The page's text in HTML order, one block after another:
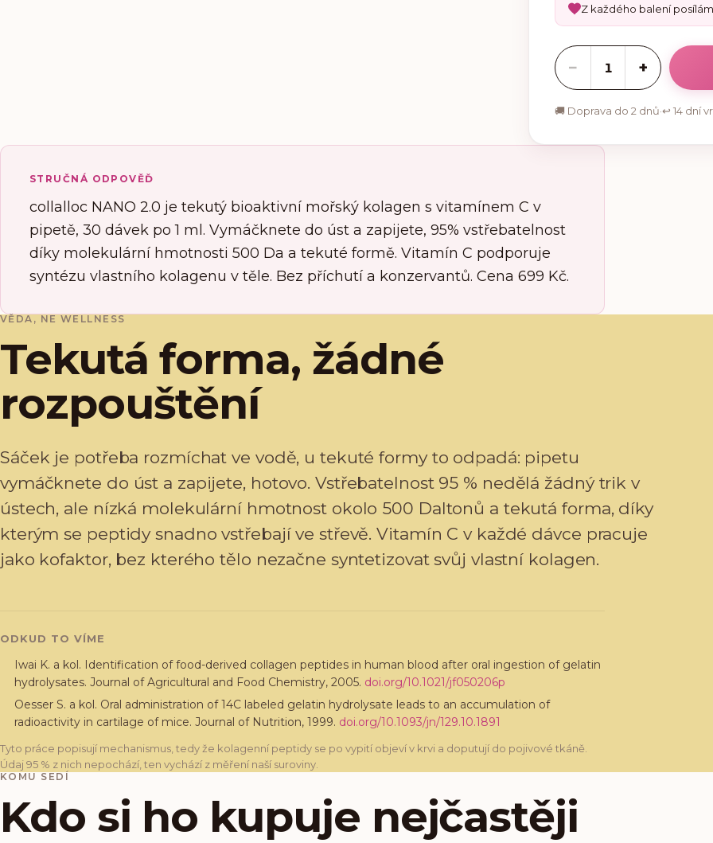
Z každého balení
− 1 +
🚚 Doprava do 2 dnů·↩ 14 dní
STRUČNÁ ODPOVĚĎ
collalloc NANO 2.0 je tekutý bioaktivní mořský kolagen s vitamínem C v
pipetě, 30 dávek po 1 ml. Vymáčknete do úst a zapijete, 95% vstřebatelnost
díky molekulární hmotnosti 500 Da a tekuté formě. Vitamín C podporuje
syntézu vlastního kolagenu v těle. Bez příchutí a konzervantů. Cena 699 Kč.
VĚDA, NE WELLNESS
Tekutá forma, žádné
rozpouštění
Sáček je potřeba rozmíchat ve vodě, u tekuté formy to odpadá: pipetu
vymáčknete do úst a zapijete, hotovo. Vstřebatelnost 95 % nedělá žádný trik v
ústech, ale nízká molekulární hmotnost okolo 500 Daltonů a tekutá forma, díky
kterým se peptidy snadno vstřebají ve střevě. Vitamín C v každé dávce pracuje
jako kofaktor, bez kterého tělo nezačne syntetizovat svůj vlastní kolagen.
ODKUD TO VÍME
Iwai K. a kol. Identification of food-derived collagen peptides in human blood after oral ingestion of gelatin
hydrolysates. Journal of Agricultural and Food Chemistry, 2005. doi.org/10.1021/jf050206p
Oesser S. a kol. Oral administration of 14C labeled gelatin hydrolysate leads to an accumulation of
radioactivity in cartilage of mice. Journal of Nutrition, 1999. doi.org/10.1093/jn/129.10.1891
Tyto práce popisují mechanismus, tedy že kolagenní peptidy se po vypití objeví v krvi a doputují do pojivové tkáně.
Údaj 95 % z nich nepochází, ten vychází z měření naší suroviny.
KOMU SEDÍ
Kdo si ho kupuje nejčastěji